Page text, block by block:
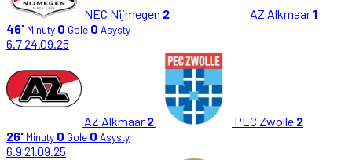
NEC Nijmegen 2 AZ Alkmaar 1
46' Minuty 0 Gole 0 Asysty
6.724.09.25
AZ Alkmaar 2 PEC Zwolle 2
26' Minuty 0 Gole 0 Asysty
6.9 21.09.25